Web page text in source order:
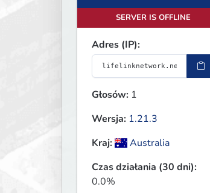
SERVER IS OFFLINE
Adres (IP):
Głosów: 1
Wersja: 1.21.3
Kraj:
Australia
Czas działania (30 dni):
0.0%